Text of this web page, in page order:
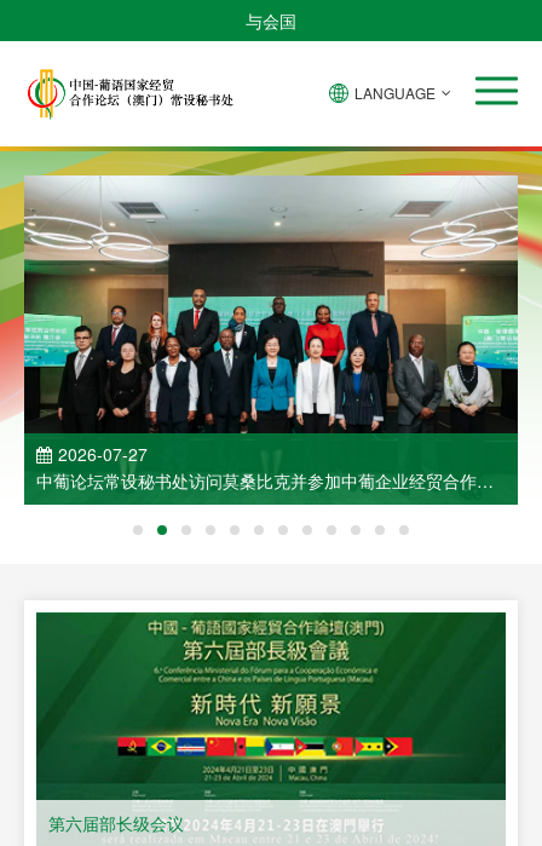
与会国
LANGUAGE
2026-07-27
中葡论坛常设秘书处访问莫桑比克并参加中葡企业经贸合作洽
谈会
第六届部长级会议